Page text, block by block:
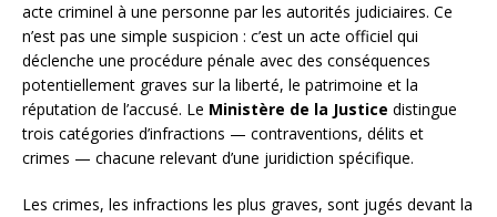
acte criminel à une personne par les autorités judiciaires. Ce
n’est pas une simple suspicion : c’est un acte officiel qui
déclenche une procédure pénale avec des conséquences
potentiellement graves sur la liberté, le patrimoine et la
réputation de l’accusé. Le Ministère de la Justice distingue
trois catégories d’infractions — contraventions, délits et
crimes — chacune relevant d’une juridiction spécifique.
Les crimes, les infractions les plus graves, sont jugés devant la